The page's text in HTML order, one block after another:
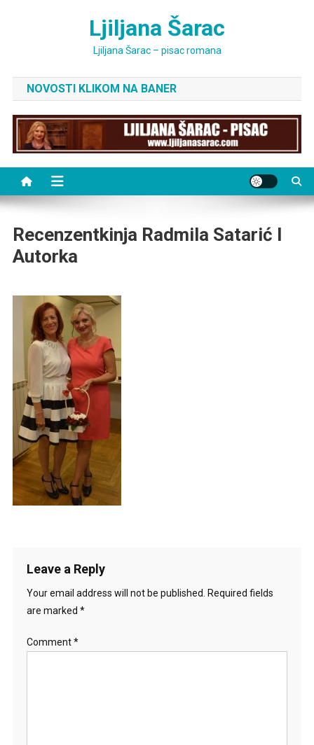
Ljiljana Šarac
Ljiljana Šarac – pisac romana
NOVOSTI KLIKOM NA BANER
Recenzentkinja Radmila Satarić I
Autorka
Leave a Reply
Your email address will not be published.
Required fields
are marked *
Comment*